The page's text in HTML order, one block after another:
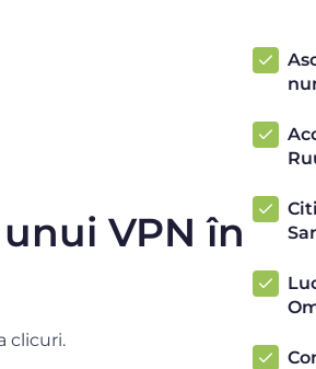
VPN în
clicuri.